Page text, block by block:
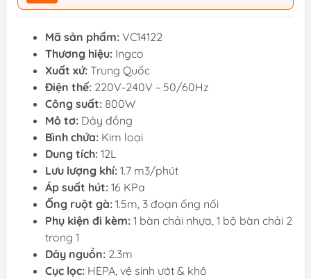
Mã sản phẩm: VC14122
Thương hiệu: Ingco
Xuất xứ: Trung Quốc
Điện thế: 220V-240V ~ 50/60Hz
Công suất: 800W
Mô tơ: Dây đồng
Bình chứa: Kim loại
Dung tích: 12L
Lưu lượng khí: 1.7 m3/phút
Áp suất hút: 16 KPa
Ống ruột gà: 1.5m, 3 đoạn ống nối
Phụ kiện đi kèm: 1 bàn chải nhựa, 1 bộ bàn chải 2
trong 1
Dây nguồn: 2.3m
Cục lọc: HEPA, vệ sinh ướt & khô